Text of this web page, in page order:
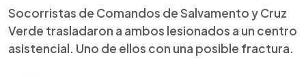
Socorristas de Comandos de Salvamento y Cruz
Verde trasladaron a ambos lesionados a un centro
asistencial. Uno de ellos con una posible fractura.